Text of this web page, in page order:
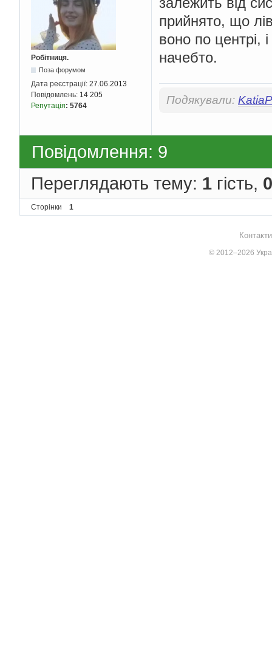
Робітниця.
Поза форумом
Дата реєстрації: 27.06.2013
Повідомлень: 14 205
Репутація: 5764
прийнято, що
воно по центрі,
начебто.
Подякували:
Повідомлення: 9
Переглядають тему: 1 гість, 0
Сторінки 1
© 2012–2026